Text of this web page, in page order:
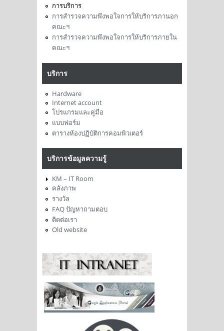
การบริการ
การสำรวจความพึงพอใจการให้บริการภานอก
คณะฯ
การสำรวจความพึงพอใจการให้บริการภายใน
คณะฯ
บริการ
Hardware
Internet account
โปรแกรมและคู่มือ
แบบฟอร์ม
ตารางห้องปฏิบัติการคอมพิวเตอร์
บริการข้อมูลความรู้
KM – IT Room
คลังภาพ
รางวัล
FAQ ปัญหาถามตอบ
ติดต่อเรา
Old website